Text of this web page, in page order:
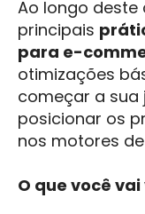
Ao longo deste
principais
para e-
otimizações
começar a
posicionar os
nos motores
O que você